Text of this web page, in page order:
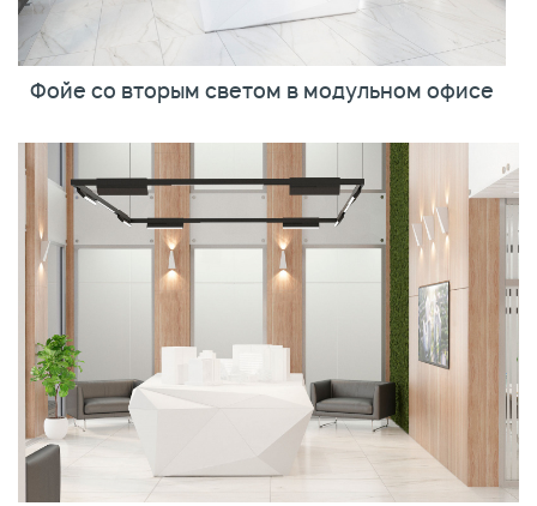
Фойе со вторым светом в модульном офисе